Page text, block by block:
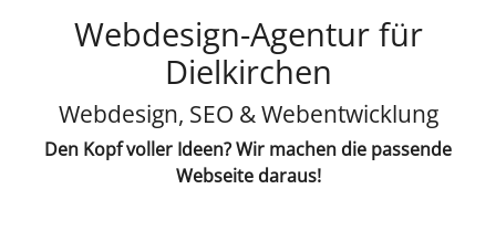
Webdesign-Agentur für
Dielkirchen
Webdesign, SEO & Webentwicklung
Den Kopf voller Ideen? Wir machen die passende
Webseite daraus!